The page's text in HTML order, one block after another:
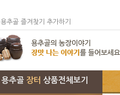
용추골 즐겨찾기 추가하기
용추골 장터 상품전체보기